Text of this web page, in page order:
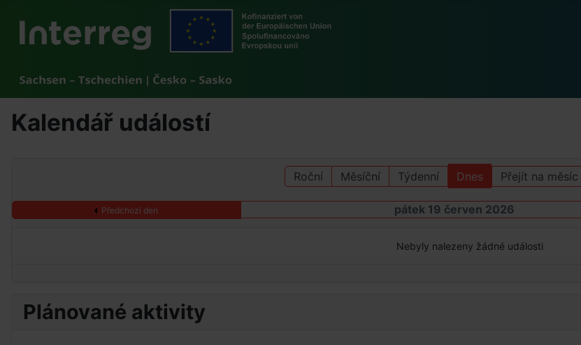
Kalendář událostí
Roční Měsíční Týdenní Dnes Přejít na měsíc
Předchozí den pátek 19 červen 2026
Nebyly nalezeny žádné události
Plánované aktivity